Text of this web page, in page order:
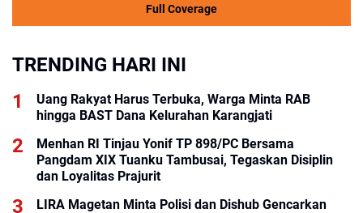
Full Coverage
TRENDING HARI INI
Uang Rakyat Harus Terbuka, Warga Minta RAB
hingga BAST Dana Kelurahan Karangjati
Menhan RI Tinjau Yonif TP 898/PC Bersama
Pangdam XIX Tuanku Tambusai, Tegaskan Disiplin
dan Loyalitas Prajurit
LIRA Magetan Minta Polisi dan Dishub Gencarkan